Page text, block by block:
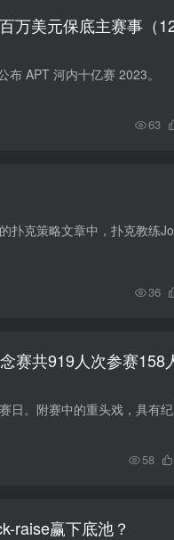
万美元保底主赛事（
APT 河内十亿赛 2023。
63
36
赛共919人次参赛158
58
raise赢下底池？